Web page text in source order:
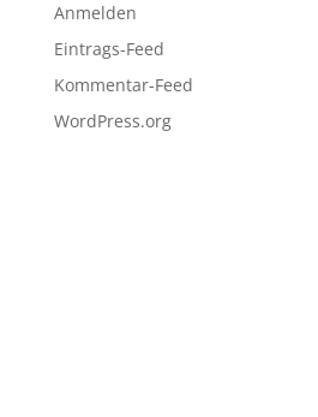
Anmelden
Eintrags-Feed
Kommentar-Feed
WordPress.org